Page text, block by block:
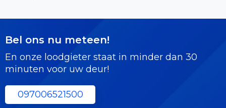
Bel ons nu meteen!
En onze loodgieter staat in minder dan 30
minuten voor uw deur!
097006521500